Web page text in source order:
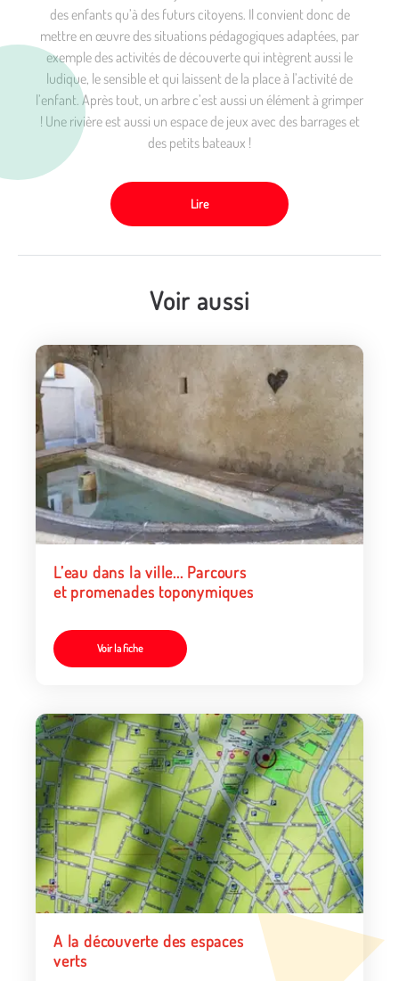
des enfants qu’à des futurs citoyens. Il convient donc de
mettre en œuvre des situations pédagogiques adaptées, par
exemple des activités de découverte qui intègrent aussi le
ludique, le sensible et qui laissent de la place à l’activité de
l’enfant. Après tout, un arbre c’est aussi un élément à grimper
! Une rivière est aussi un espace de jeux avec des barrages et
des petits bateaux !
Lire
Voir aussi
L’eau dans la ville... Parcours
et promenades toponymiques
Voir la fiche
A la découverte des espaces
verts